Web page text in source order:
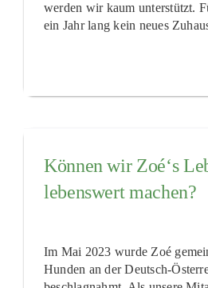
werden wir kaum unterstützt.
ein Jahr lang kein neues
Können wir Zoé‘s
lebenswert machen?
Im Mai 2023 wurde Zoé
Hunden an der Deutsch-